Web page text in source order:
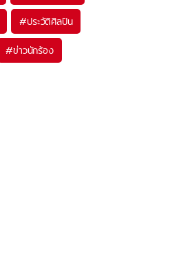
#ประวัติศิลปิน
#ข่าวนักร้อง